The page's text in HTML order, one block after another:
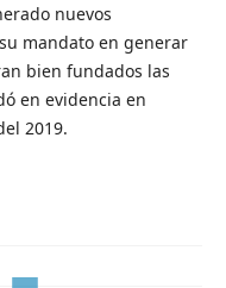
nuevos
mandato en generar
bien fundados las
en evidencia en
2019.